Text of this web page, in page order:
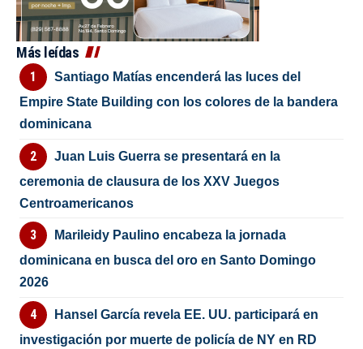
Más leídas
Santiago Matías encenderá las luces del
Empire State Building con los colores de la bandera
dominicana
Juan Luis Guerra se presentará en la
ceremonia de clausura de los XXV Juegos
Centroamericanos
Marileidy Paulino encabeza la jornada
dominicana en busca del oro en Santo Domingo
2026
Hansel García revela EE. UU. participará en
investigación por muerte de policía de NY en RD